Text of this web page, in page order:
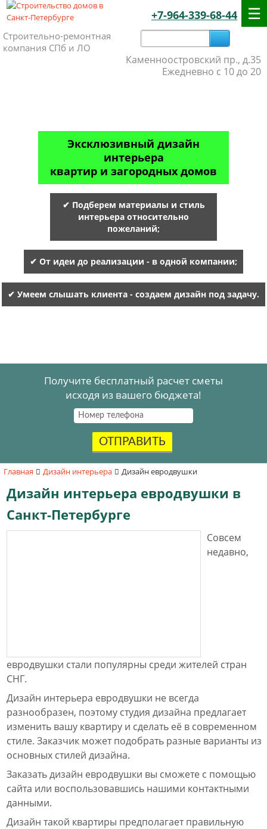
+7-964-339-68-44
Строительно-ремонтная
компания СПб и ЛО
Каменноостровский пр., д.35
Ежедневно с 10 до 20
Эксклюзивный дизайн
интерьера
квартир и загородных домов
✔ Подберем материалы и стиль
интерьера относительно
пожеланий;
✔ От идеи до реализации - в одной компании;
✔ Умеем слышать клиента - создаем дизайн под задачу.
Получите бесплатный расчет сметы
исходя из вашего бюджета!
ОТПРАВИТЬ
Главная Дизайн интерьера Дизайн евродвушки
Дизайн интерьера евродвушки в
Санкт-Петербурге
Совсем
недавно,
евродвушки стали популярны среди жителей стран
СНГ.
Дизайн интерьера евродвушки не всегда
разнообразен, поэтому студия дизайна предлагает
изменить вашу квартиру и сделать её в современном
стиле. Заказчик может подобрать разные варианты из
основных стилей дизайна.
Заказать дизайн евродвушки вы сможете с помощью
сайта или воспользовавшись нашими контактными
данными.
Дизайн такой квартиры предполагает правильную